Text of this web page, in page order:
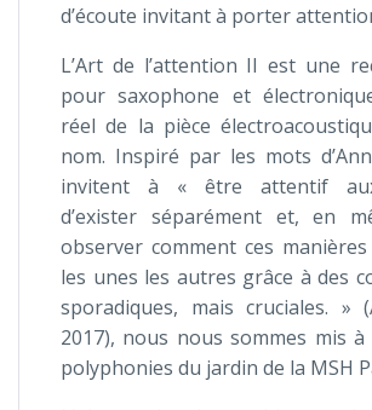
d’écoute invitant à porter
L’Art de l’attention II est une
pour saxophone et
réel de la pièce
nom. Inspiré par les mots
invitent à « être attentif
d’exister séparément et, en
observer comment ces
les unes les autres grâce à des
sporadiques, mais cruciales. »
2017), nous nous sommes mis à
polyphonies du jardin de la MSH